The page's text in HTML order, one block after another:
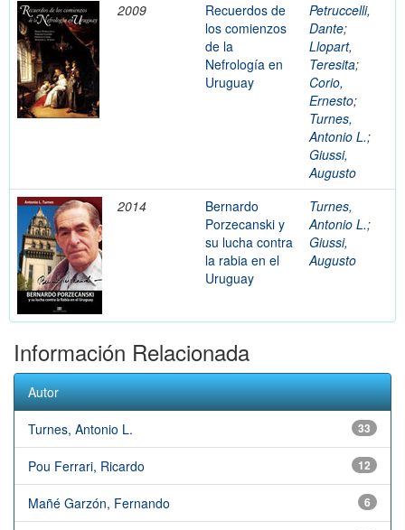
2009
Recuerdos de
los comienzos
de la
Nefrología en
Uruguay
Petruccelli,
Dante;
Llopart,
Teresita;
Corio,
Ernesto;
Turnes,
Antonio L.;
Giussi,
Augusto
2014
Bernardo
Porzecanski y
su lucha contra
la rabia en el
Uruguay
Turnes,
Antonio L.;
Giussi,
Augusto
Información Relacionada
Autor
33
Turnes, Antonio L.
12
Pou Ferrari, Ricardo
6
Mañé Garzón, Fernando